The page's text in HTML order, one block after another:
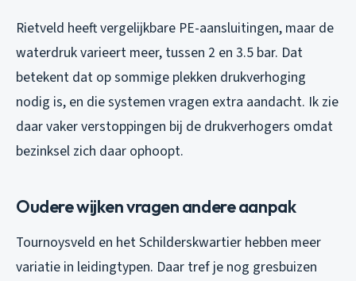
Rietveld heeft vergelijkbare PE-aansluitingen, maar de
waterdruk varieert meer, tussen 2 en 3.5 bar. Dat
betekent dat op sommige plekken drukverhoging
nodig is, en die systemen vragen extra aandacht. Ik zie
daar vaker verstoppingen bij de drukverhogers omdat
bezinksel zich daar ophoopt.
Oudere wijken vragen andere aanpak
Tournoysveld en het Schilderskwartier hebben meer
variatie in leidingtypen. Daar tref je nog gresbuizen